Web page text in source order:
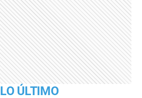
LO ÚLTIMO